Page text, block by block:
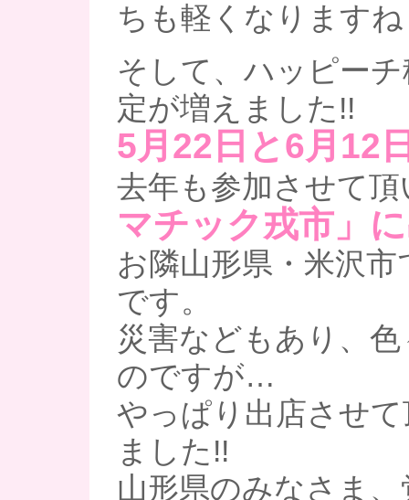
ちも軽くなりますね
そして、ハッピー
定が増えました!!
5月22日と6月12
去年も参加させて頂
マチック戎市」
お隣山形県・米沢
です。
災害などもあり、
のですが…
やっぱり出店させ
ました!!
山形県のみなさま